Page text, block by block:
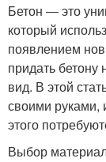
Бетон — это
который
появлением
придать бетону
вид. В этой
своими руками,
этого
Выбор